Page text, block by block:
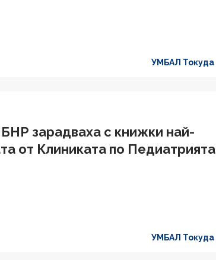
УМБАЛ Токуда
зарадваха с книжки най-
от Клиниката по Педиатрията
УМБАЛ Токуда